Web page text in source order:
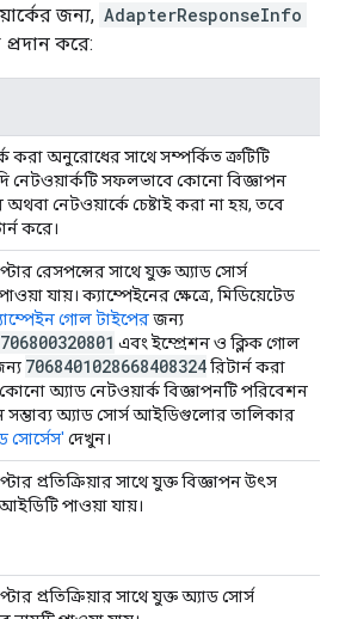
জন্য, AdapterResponseInfo
করে:
করা অনুরোধের সাথে সম্পর্কিত ত্রুটিটি
নেটওয়ার্কটি সফলভাবে কোনো বিজ্ঞাপন
নেটওয়ার্কে চেষ্টাই করা না হয়, তবে
করে।
রেসপন্সের সাথে যুক্ত অ্যাড সোর্স
যায়। ক্যাম্পেইনের ক্ষেত্রে, মিডিয়েটেড
গোল টাইপেরজন্য
এবং ইম্প্রেশন ও ক্লিক গোল
7068401028668408324রিটার্ন করা
অ্যাড নেটওয়ার্ক বিজ্ঞাপনটি পরিবেশন
অ্যাড সোর্স আইডিগুলোর তালিকার
সোর্সেস' দেখুন।
প্রতিক্রিয়ার সাথে যুক্ত বিজ্ঞাপন উৎস
আইডিটি পাওয়া যায়।
প্রতিক্রিয়ার সাথে যুক্ত অ্যাড সোর্স